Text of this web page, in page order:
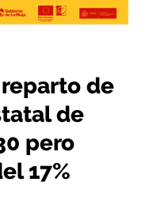
de
de
pero
17%